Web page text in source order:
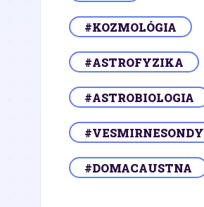
#KOZMOLÓGIA
#ASTROFYZIKA
#ASTROBIOLOGIA
#VESMIRNESONDY
#DOMACAUSTNA